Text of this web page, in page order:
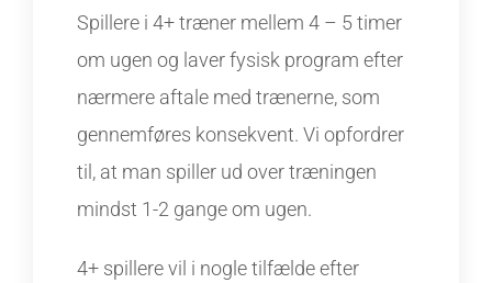
Spillere i 4+ træner mellem 4 – 5 timer
om ugen og laver fysisk program efter
nærmere aftale med trænerne, som
gennemføres konsekvent. Vi opfordrer
til, at man spiller ud over træningen
mindst 1-2 gange om ugen.
4+ spillere vil i nogle tilfælde efter